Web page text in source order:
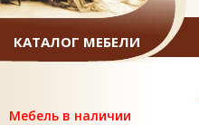
КАТАЛОГ МЕБЕЛИ
Мебель в наличии